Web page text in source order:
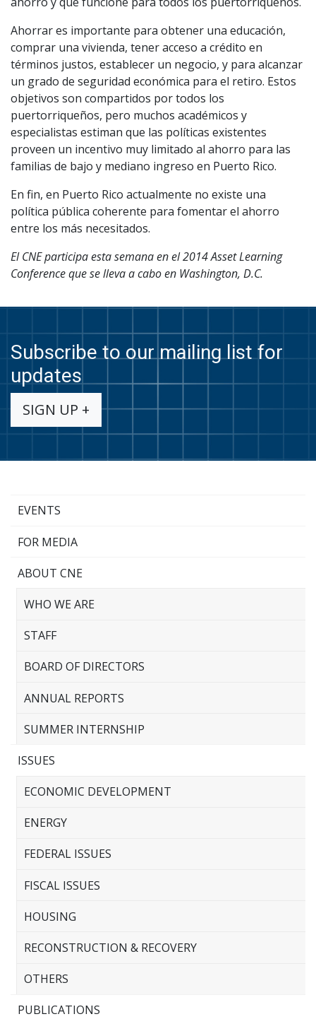
Ahorrar es importante para obtener una educación,
comprar una vivienda, tener acceso a crédito en
términos justos, establecer un negocio, y para alcanzar
un grado de seguridad económica para el retiro. Estos
objetivos son compartidos por todos los
puertorriqueños, pero muchos académicos y
especialistas estiman que las políticas existentes
proveen un incentivo muy limitado al ahorro para las
familias de bajo y mediano ingreso en Puerto Rico.
En fin, en Puerto Rico actualmente no existe una
política pública coherente para fomentar el ahorro
entre los más necesitados.
El CNE participa esta semana en el 2014 Asset Learning
Conference que se lleva a cabo en Washington, D.C.
Subscribe to our mailing list for
updates
SIGN UP +
EVENTS
FOR MEDIA
ABOUT CNE
WHO WE ARE
STAFF
BOARD OF DIRECTORS
ANNUAL REPORTS
SUMMER INTERNSHIP
ISSUES
ECONOMIC DEVELOPMENT
ENERGY
FEDERAL ISSUES
FISCAL ISSUES
HOUSING
RECONSTRUCTION & RECOVERY
OTHERS
PUBLICATIONS